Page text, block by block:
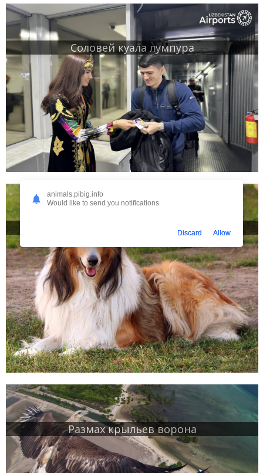
Соловей куала лумпура
Еврейская собака
Размах крыльев ворона
animals.pibig.info
Would like to send you notifications
Discard Allow